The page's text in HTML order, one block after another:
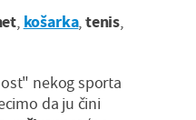
, košarka,tenis,
nekog sporta
da ju čini